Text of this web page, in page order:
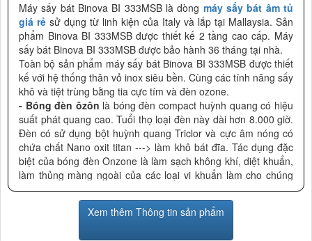
Máy sấy bát Binova BI 333MSB là dòng máy sấy bát âm tủ
giá rẻ sử dụng từ linh kiện của Italy và lắp tại Mallaysia. Sản
phẩm Binova BI 333MSB được thiết kế 2 tầng cao cấp. Máy
sấy bát Binova BI 333MSB được bảo hành 36 tháng tại nhà.
Toàn bộ sản phẩm máy sấy bát Binova BI 333MSB được thiết
kế với hệ thống thân vỏ inox siêu bền. Cùng các tính năng sấy
khô và tiệt trùng bằng tia cực tím và đèn ozone.
- Bóng đèn ôzôn là bóng đèn compact huỳnh quang có hiệu
suất phát quang cao. Tuổi thọ loại đèn này dài hơn 8.000 giờ.
Đèn có sử dụng bột huỳnh quang Triclor và cực âm nóng có
chứa chất Nano oxit titan ---> làm khô bát đĩa. Tác dụng đặc
biệt của bóng đèn Onzone là làm sạch không khí, diệt khuẩn,
làm thủng màng ngoài của các loại vi khuẩn làm cho chúng
teo đi, khử mùi, khử khói, và dễ dàng loại bỏ các chất lạ trong
- Bóng đèn tia cực tímhay còn gọi là đèn UV có tia bức xạ
Xem thêm Thông tin sản phẩm